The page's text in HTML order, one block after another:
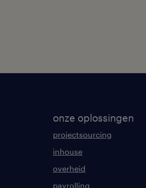
onze oplossingen
projectsourcing
inhouse
overheid
payrolling